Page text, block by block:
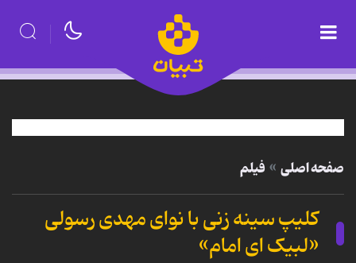
صفحه اصلی فیلم
کلیپ سینه زنی با نوای مهدی رسولی
«لبیک ای امام»